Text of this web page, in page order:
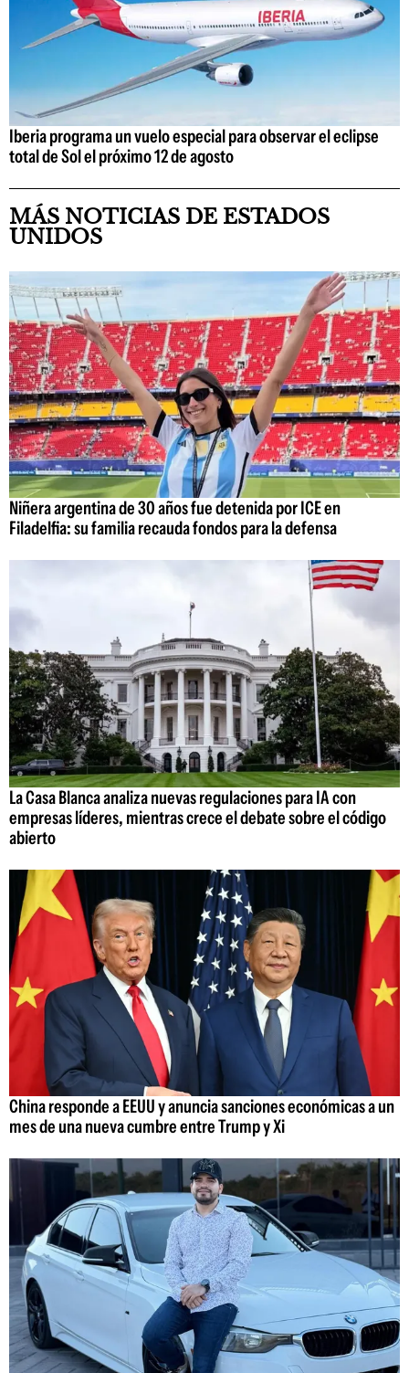
Iberia programa un vuelo especial para observar el eclipse
total de Sol el próximo 12 de agosto
MÁS NOTICIAS DE ESTADOS
UNIDOS
Niñera argentina de 30 años fue detenida por ICE en
Filadelfia: su familia recauda fondos para la defensa
La Casa Blanca analiza nuevas regulaciones para IA con
empresas líderes, mientras crece el debate sobre el código
abierto
China responde a EEUU y anuncia sanciones económicas a un
mes de una nueva cumbre entre Trump y Xi